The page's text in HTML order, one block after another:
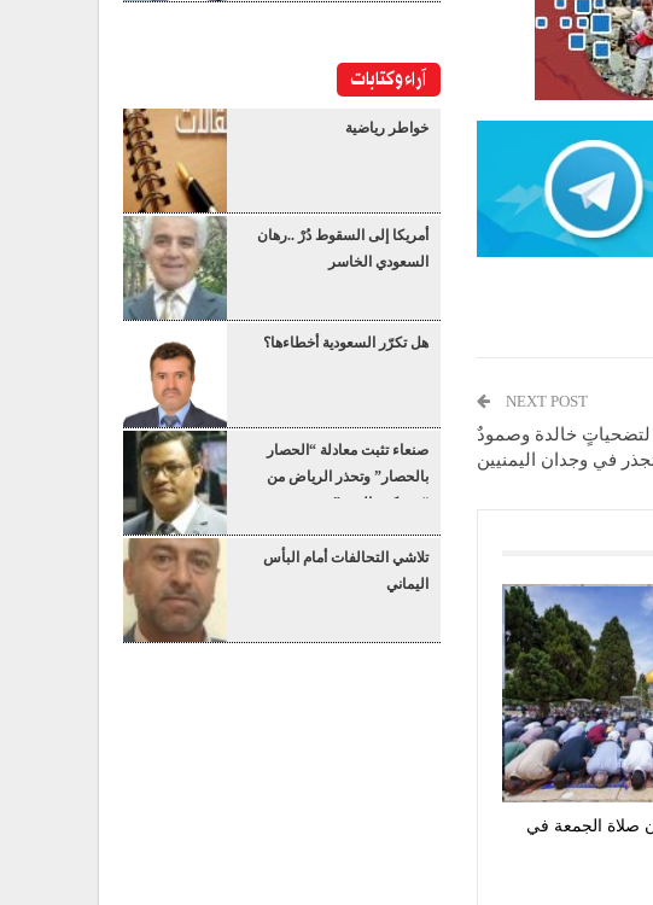
NEXT POST
لتضحياتٍ خالدة وصمودٌ
في وجدان اليمنيين
صلاة الجمعة في
آراء وكتابات
خواطر رياضية
أمريكا إلى السقوط دُرْ ..رهان
السعودي الخاسر
هل تكرّر السعودية أخطاءها؟
صنعاء تثبت معادلة “الحصار
بالحصار” وتحذر الرياض من
“عسكرة البحر”
تلاشي التحالفات أمام البأس
اليماني